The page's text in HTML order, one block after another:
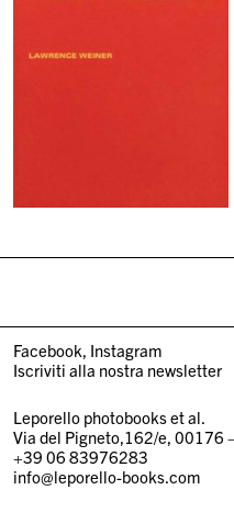
Facebook Instagram
Iscriviti alla nostra newsletter
Leporello photobooks et al.
Via del Pigneto,162/e, 00176
+39 06 83976283
info@leporello-books.com